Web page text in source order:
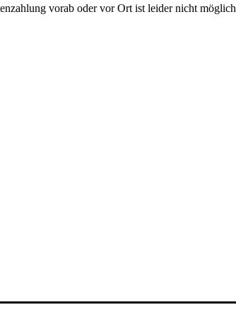
vorab oder vor Ort ist leider nicht möglich